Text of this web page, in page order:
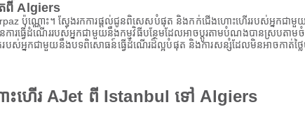
ពី Algiers
ប៉ុណ្ណោះ។ ស្វែងរកការផ្តល់ជូនពិសេសបំផុត និងកក់ជើងហោះហើររបស់អ្នកជាមួ
ការធ្វើដំណើររបស់អ្នកជាមួយនឹងកម្មវិធីបន្ថែមដែលអាចប្ដូរតាមបំណងបានស្របត
បស់អ្នកជាមួយនឹងបទពិសោធន៍ធ្វើដំណើរដ៏ល្អបំផុត និងការសន្សំដែលមិនអាចកាត់ថ្លៃ
ះហើរ AJet ពី Istanbul ទៅ Algiers